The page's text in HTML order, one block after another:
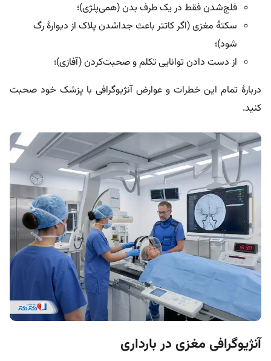
فلج‌شدن فقط در یک طرف بدن (همی‌پلژی)؛
سکتۀ مغزی (اگر کاتتر باعث جداشدن پلاک از دیوارۀ رگ
شود)؛
از دست دادن توانایی تکلم و صحبت‌کردن (آفازی)؛
دربارۀ تمام این خطرات و عوارض آنژیوگرافی با پزشک خود صحبت
کنید.
آنژیوگرافی مغزی در بارداری